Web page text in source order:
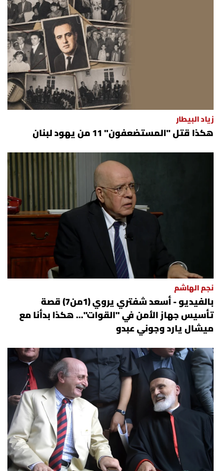
زياد البيطار
هكذا قتل "المستضعفون" 11 من يهود لبنان
نجم الهاشم
بالفيديو - أسعد شفتري يروي (1من7) قصة
تأسيس جهاز الأمن في "القوات"... هكذا بدأنا مع
ميشال يارد وجوني عبدو